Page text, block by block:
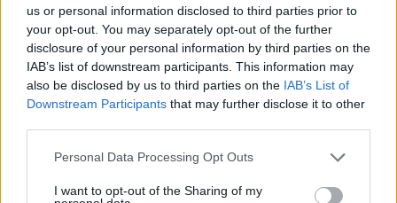
us or personal information disclosed to third parties prior to
your opt-out. You may separately opt-out of the further
disclosure of your personal information by third parties on the
IAB’s list of downstream participants. This information may
also be disclosed by us to third parties on the IAB’s List of
Downstream Participants that may further disclose it to other
Please note that this website/app uses one or more Google
not limited to your visit or usage behaviour. You may click to
Personal Data Processing Opt Outs
I want to opt-out of the Sharing of my
Oszd meg ezt a posztot:
WhatsappReddit Share
via